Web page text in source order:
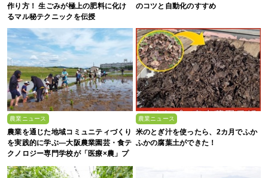
作り方！ 生ごみが極上の肥料に化け
るマル秘テクニックを伝授
のコツと自動化のすすめ
農業ニュース
農業を通じた地域コミュニティづくり
を実践的に学ぶ―大阪農業園芸・食テ
クノロジー専門学校が「医療×農」プ
ロジェクトに参画【イベントレポー
ト】
農業ニュース
米のとぎ汁を使ったら、2カ月でふか
ふかの腐葉土ができた！